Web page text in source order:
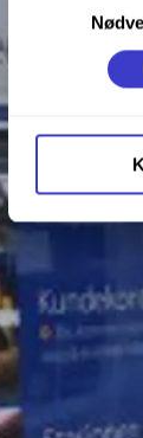
Ved å
trykke på
Du kan